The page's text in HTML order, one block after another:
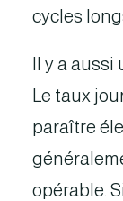
cycles
Il y a
Le taux
paraître
opérable.